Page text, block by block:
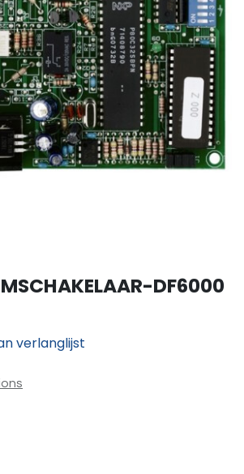
DF6000
verlanglijst